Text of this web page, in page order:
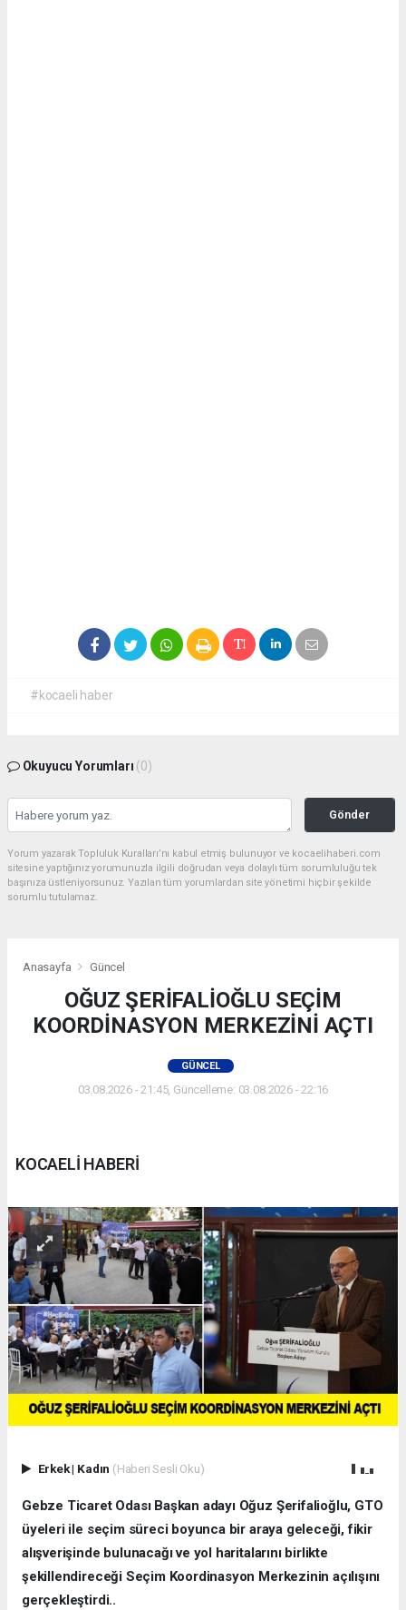
#kocaeli haber
Okuyucu Yorumları (0)
Gönder
Yorum yazarak Topluluk Kuralları’nı kabul etmiş bulunuyor ve kocaelihaberi.com
sitesine yaptığınız yorumunuzla ilgili doğrudan veya dolaylı tüm sorumluluğu tek
başınıza üstleniyorsunuz. Yazılan tüm yorumlardan site yönetimi hiçbir şekilde
sorumlu tutulamaz.
Anasayfa Güncel
OĞUZ ŞERİFALİOĞLU SEÇİM
KOORDİNASYON MERKEZİNİ AÇTI
GÜNCEL
03.08.2026 - 21:45, Güncelleme: 03.08.2026 - 22:16
KOCAELİ HABERİ
Erkek| Kadın (Haberi Sesli Oku)
Gebze Ticaret Odası Başkan adayı Oğuz Şerifalioğlu, GTO
üyeleri ile seçim süreci boyunca bir araya geleceği, fikir
alışverişinde bulunacağı ve yol haritalarını birlikte
şekillendireceği Seçim Koordinasyon Merkezinin açılışını
gerçekleştirdi..